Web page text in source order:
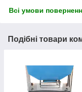
Всі умови
Подібні товари